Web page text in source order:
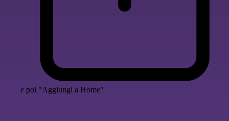
e poi "Aggiungi a Home"